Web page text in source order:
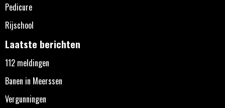
Pedicure
Rijschool
Laatste berichten
112 meldingen
Banen in Meerssen
Vergunningen